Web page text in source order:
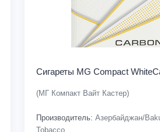
Сигареты MG Compact
(МГ Компакт Вайт Кастер)
Производитель: Азербайджан/
Tobacco